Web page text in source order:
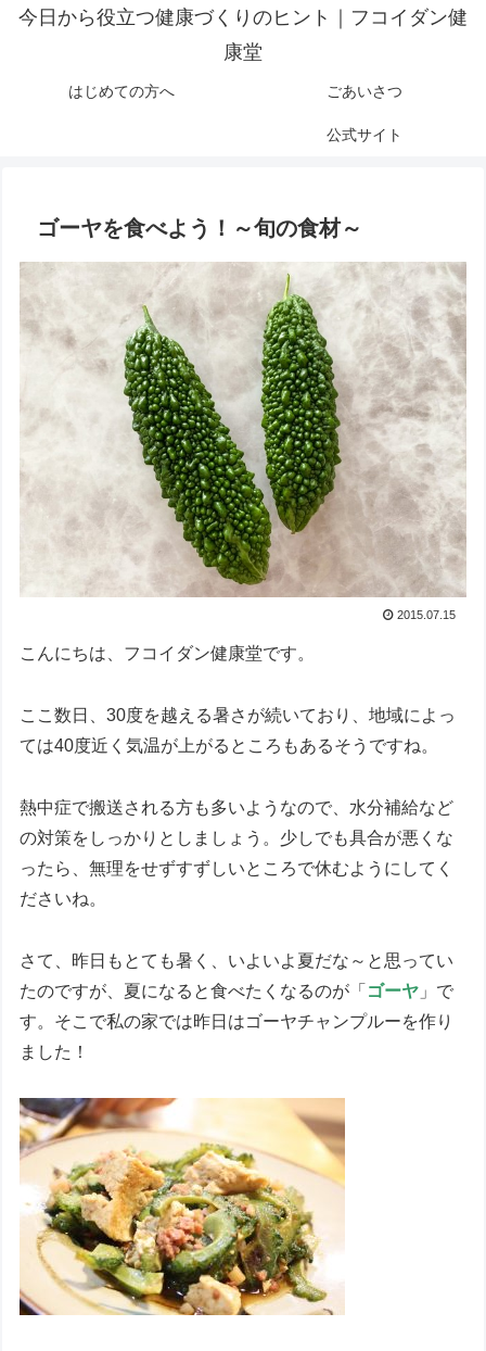
今日から役立つ健康づくりのヒント｜フコイダン健
康堂
はじめての方へ ごあいさつ
公式サイト
ゴーヤを食べよう！～旬の食材～
2015.07.15
こんにちは、フコイダン健康堂です。
ここ数日、30度を越える暑さが続いており、地域によっ
ては40度近く気温が上がるところもあるそうですね。
熱中症で搬送される方も多いようなので、水分補給など
の対策をしっかりとしましょう。少しでも具合が悪くな
ったら、無理をせずすずしいところで休むようにしてく
ださいね。
さて、昨日もとても暑く、いよいよ夏だな～と思ってい
たのですが、夏になると食べたくなるのが「 ゴーヤ 」で
す。そこで私の家では昨日はゴーヤチャンプルーを作り
ました！